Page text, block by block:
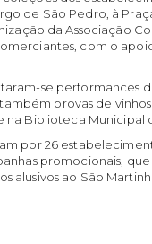
de São Pedro, à
da Associação
com o
se performances
provas de
na Biblioteca Municipal
por 26
promocionais,
alusivos ao São